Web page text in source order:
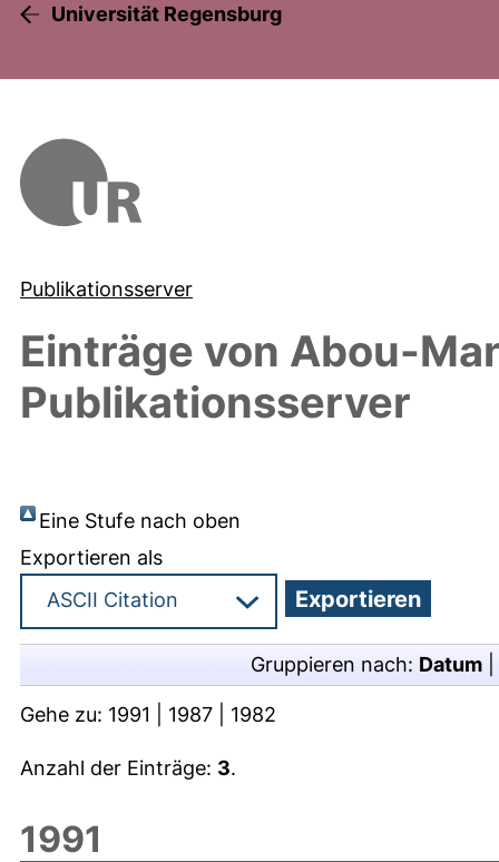
Universität Regensburg
Publikationsserver
Einträge von Abou-
Publikationsserver
Eine Stufe nach oben
Exportieren als
Gruppieren nach: Datum
Gehe zu: 1991 1987 1982
Anzahl der Einträge: 3.
1991